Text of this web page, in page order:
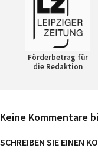
Förderbetrag für
die Redaktion
Keine Kommentare
SCHREIBEN SIE EINEN